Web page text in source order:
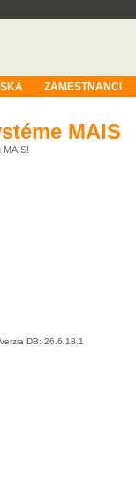
ZAMESTNANCI
MAIS
MAIS!
DB: 26.6.18.1